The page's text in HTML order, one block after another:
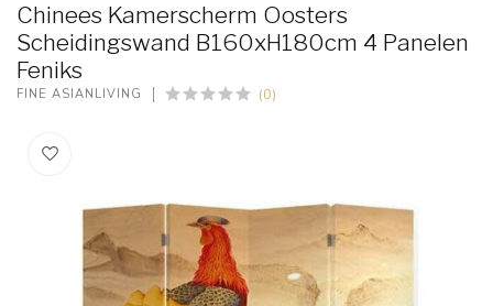
Chinees Kamerscherm Oosters
Scheidingswand B160xH180cm 4 Panelen
Feniks
FINE ASIANLIVING (0)